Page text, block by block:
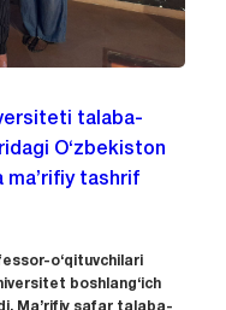
talaba-
O‘zbekiston
ma’rifiy tashrif
o‘qituvchilari
boshlang‘ich